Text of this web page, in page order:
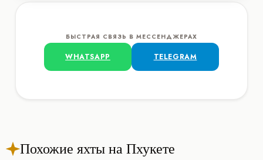
БЫСТРАЯ СВЯЗЬ В МЕССЕНДЖЕРАХ
WHATSAPP TELEGRAM
Похожие яхты на Пхукете